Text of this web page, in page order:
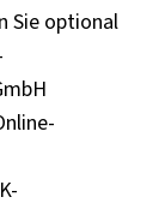
Sie optional